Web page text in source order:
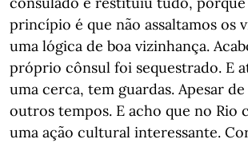
princípio é que não assaltamos os
uma lógica de boa vizinhança.
próprio cônsul foi sequestrado. E
uma cerca, tem guardas. Apesar
outros tempos. E acho que no Rio
uma ação cultural interessante.